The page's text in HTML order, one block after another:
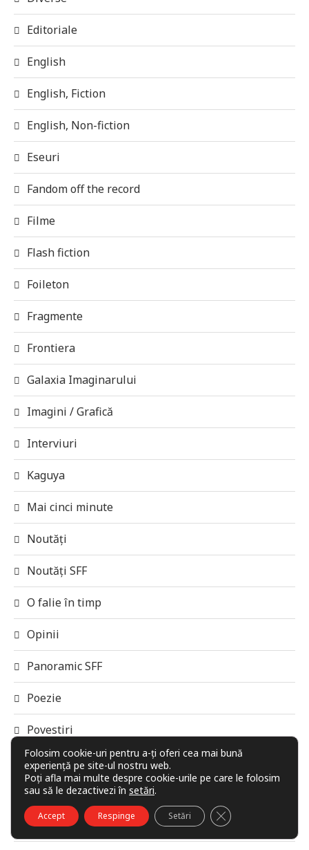
Editoriale
English
English, Fiction
English, Non-fiction
Eseuri
Fandom off the record
Filme
Flash fiction
Foileton
Fragmente
Frontiera
Galaxia Imaginarului
Imagini / Grafică
Interviuri
Kaguya
Mai cinci minute
Noutăți
Noutăți SFF
O falie în timp
Opinii
Panoramic SFF
Poezie
Povestiri
Premiile revistei Galaxia 42
Privind spre viitor
Recenzii de carte
Folosim cookie-uri pentru a-ți oferi cea mai bună
experiență pe site-ul nostru web.
Poți afla mai multe despre cookie-urile pe care le folosim
sau să le dezactivezi în setări.
Accept Respinge Setări CLOSE GDPR